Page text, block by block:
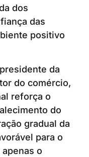
dos
das
positivo
da
do comércio,
reforça o
do
gradual da
para o
o